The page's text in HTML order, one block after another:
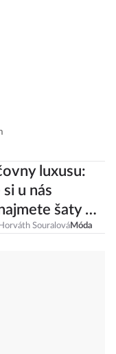
luxusu:
si u nás
šaty od
SouralováMóda